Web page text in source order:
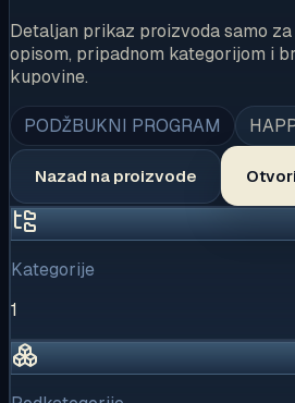
Detaljan prikaz proizvoda samo
opisom, pripadnom kategorijom i
kupovine.
PODŽBUKNI PROGRAM
Nazad na proizvode
Kategorije
1